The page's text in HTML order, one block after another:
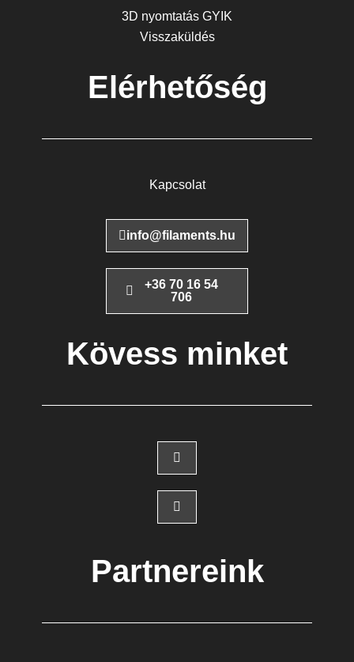
3D nyomtatás GYIK
Visszaküldés
Elérhetőség
Kapcsolat
info@filaments.hu
+36 70 16 54
706
Kövess minket
Partnereink